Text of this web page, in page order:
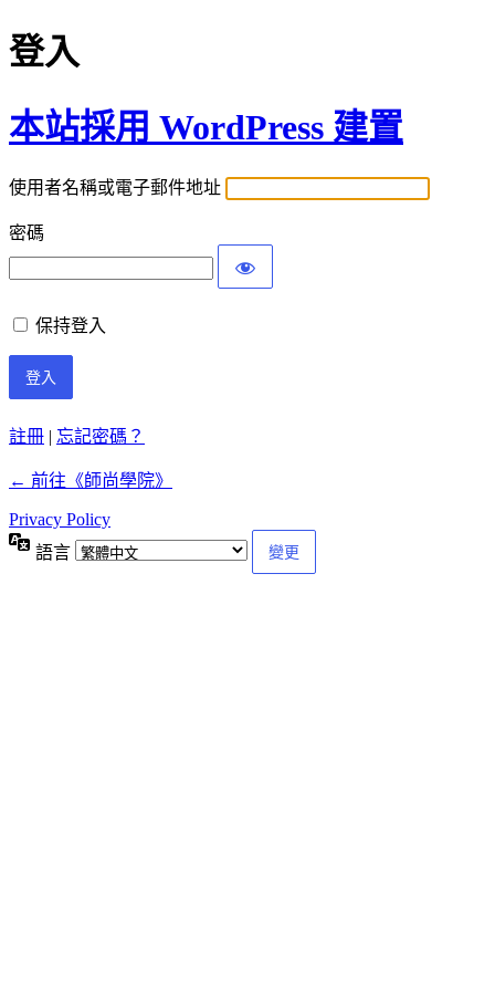
登入
本站採用 WordPress 建置
使用者名稱或電子郵件地址
密碼
保持登入
註冊 | 忘記密碼？
← 前往《師尚學院》
Privacy Policy
語言